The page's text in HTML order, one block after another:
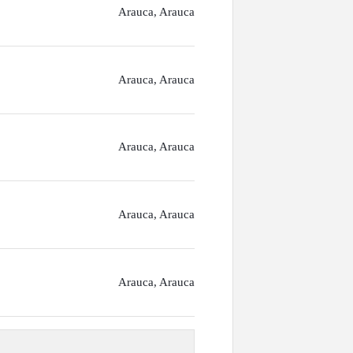
Arauca, Arauca
Arauca, Arauca
Arauca, Arauca
Arauca, Arauca
Arauca, Arauca